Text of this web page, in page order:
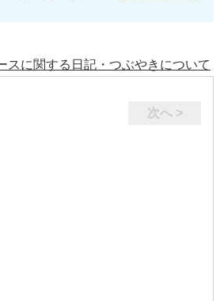
スに関する日記・つぶやきについて
次へ >